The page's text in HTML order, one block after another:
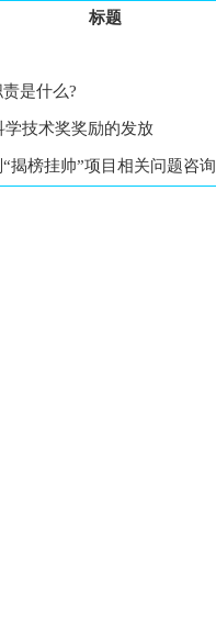
标题
是什么?
学技术奖奖励的发放
揭榜挂帅”项目相关问题咨询